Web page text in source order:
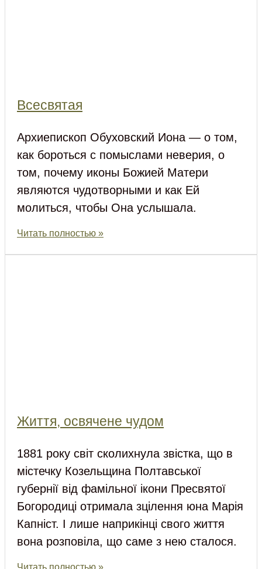
Всесвятая
Архиепископ Обуховский Иона — о том,
как бороться с помыслами неверия, о
том, почему иконы Божией Матери
являются чудотворными и как Ей
молиться, чтобы Она услышала.
Читать полностью »
Життя, освячене чудом
1881 року світ сколихнула звістка, що в
містечку Козельщина Полтавської
губернії від фамільної ікони Пресвятої
Богородиці отримала зцілення юна Марія
Капніст. І лише наприкінці свого життя
вона розповіла, що саме з нею сталося.